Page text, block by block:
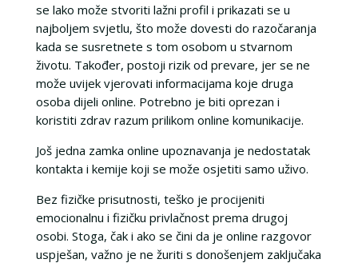
se lako može stvoriti lažni profil i prikazati se u
najboljem svjetlu, što može dovesti do razočaranja
kada se susretnete s tom osobom u stvarnom
životu. Također, postoji rizik od prevare, jer se ne
može uvijek vjerovati informacijama koje druga
osoba dijeli online. Potrebno je biti oprezan i
koristiti zdrav razum prilikom online komunikacije.
Još jedna zamka online upoznavanja je nedostatak
kontakta i kemije koji se može osjetiti samo uživo.
Bez fizičke prisutnosti, teško je procijeniti
emocionalnu i fizičku privlačnost prema drugoj
osobi. Stoga, čak i ako se čini da je online razgovor
uspješan, važno je ne žuriti s donošenjem zaključaka